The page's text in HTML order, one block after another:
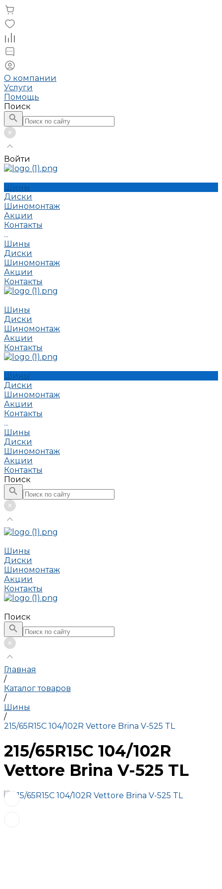
О компании
Услуги
Помощь
Поиск
Войти
Шины
Диски
Шиномонтаж
Акции
Контакты
...
Шины
Диски
Шиномонтаж
Акции
Контакты
Шины
Диски
Шиномонтаж
Акции
Контакты
Шины
Диски
Шиномонтаж
Акции
Контакты
...
Шины
Диски
Шиномонтаж
Акции
Контакты
Поиск
Шины
Диски
Шиномонтаж
Акции
Контакты
Поиск
Главная
/
Каталог товаров
/
Шины
/
215/65R15C 104/102R Vettore Brina V-525 TL
215/65R15C 104/102R
Vettore Brina V-525 TL